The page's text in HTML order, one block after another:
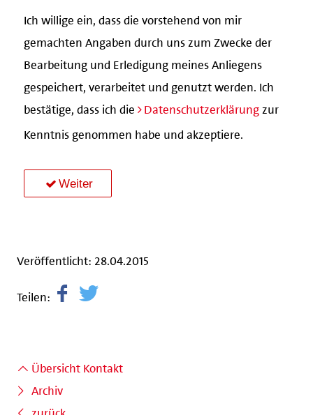
Ich willige ein, dass die vorstehend von mir
gemachten Angaben durch uns zum Zwecke der
Bearbeitung und Erledigung meines Anliegens
gespeichert, verarbeitet und genutzt werden. Ich
bestätige, dass ich die Datenschutzerklärung zur
Kenntnis genommen habe und akzeptiere.
Weiter
Veröffentlicht: 28.04.2015
Teilen:
Übersicht Kontakt
Archiv
zurück